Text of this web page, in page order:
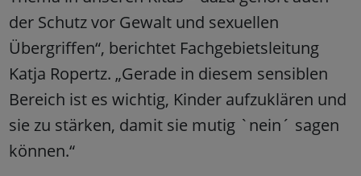
der Schutz vor Gewalt und sexuellen
Übergriffen“, berichtet Fachgebietsleitung
Katja Ropertz. „Gerade in diesem sensiblen
Bereich ist es wichtig, Kinder aufzuklären und
sie zu stärken, damit sie mutig `nein´ sagen
können.“